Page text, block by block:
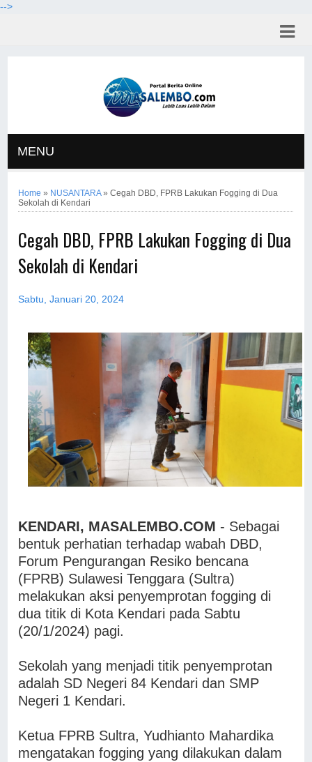
-->
MENU
Home » NUSANTARA»Cegah DBD, FPRB Lakukan Fogging di Dua
Sekolah di Kendari
Cegah DBD, FPRB Lakukan Fogging di Dua
Sekolah di Kendari
Sabtu, Januari 20, 2024
KENDARI, MASALEMBO.COM - Sebagai
bentuk perhatian terhadap wabah DBD,
Forum Pengurangan Resiko bencana
(FPRB) Sulawesi Tenggara (Sultra)
melakukan aksi penyemprotan fogging di
dua titik di Kota Kendari pada Sabtu
(20/1/2024) pagi.
Sekolah yang menjadi titik penyemprotan
adalah SD Negeri 84 Kendari dan SMP
Negeri 1 Kendari.
Ketua FPRB Sultra, Yudhianto Mahardika
mengatakan fogging yang dilakukan dalam